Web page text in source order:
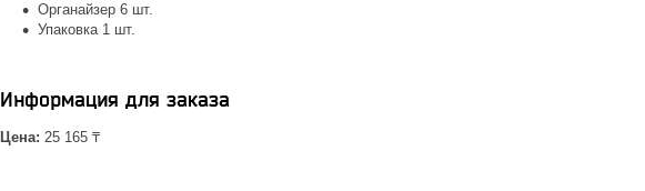
Органайзер 6 шт.
Упаковка 1 шт.
Информация для заказа
Цена: 25 165 ₸